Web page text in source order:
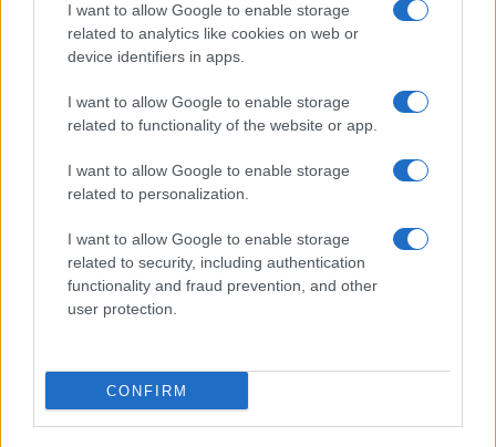
I want to allow Google to enable storage
related to analytics like cookies on web or
device identifiers in apps.
I want to allow Google to enable storage
related to functionality of the website or app.
I want to allow Google to enable storage
related to personalization.
I want to allow Google to enable storage
related to security, including authentication
functionality and fraud prevention, and other
user protection.
CONFIRM